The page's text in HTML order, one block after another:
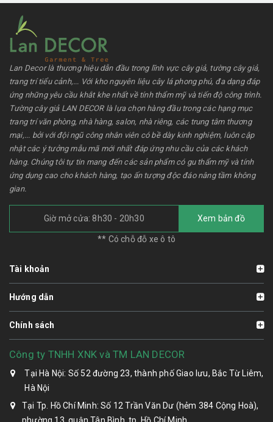
Lan Decor là thương hiệu dẫn đầu trong lĩnh vực cây giả, tường cây giả,
trang trí tiểu cảnh,... Với kho nguyên liệu cây lá phong phú, đa dạng đáp
ứng những yêu cầu khắt khe nhất về tính thẩm mỹ và tiến độ công trình.
Tường cây giả LAN DECOR là lựa chọn hàng đầu trong các hạng mục
trang trí văn phòng, nhà hàng, salon, nhà riêng, các trung tâm thương
mại,... bởi với đội ngũ công nhân viên có bề dày kinh nghiệm, luôn cập
nhật các ý tưởng mẫu mã mới nhất đáp ứng nhu cầu của các khách
hàng. Chúng tôi tự tin mang đến các sản phẩm có gu thẩm mỹ và tính
ứng dụng cao cho khách hàng, tạo ấn tượng độc đáo nâng tầm không
gian.
Giờ mở cửa: 8h30 - 20h30 Xem bản đồ
** Có chỗ đỗ xe ô tô
Tài khoản
Hướng dẫn
Chính sách
Công ty TNHH XNK và TM LAN DECOR
Tại Hà Nội: Số 52 đường 23, thành phố Giao lưu, Bắc Từ Liêm,
Hà Nội
Tại Tp. Hồ Chí Minh: Số 12 Trần Văn Dư (hẻm 384 Cộng Hoà),